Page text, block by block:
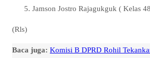
Jamson Jostro Rajagukguk ( Kelas
(Rls)
Baca juga: Komisi B DPRD Rohil